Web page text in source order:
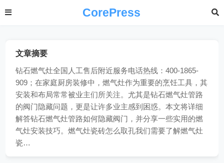
CorePress
文章摘要
钻石燃气灶全国人工售后附近服务电话热线：400-1865-
909；在家庭厨房装修中，燃气灶作为重要的烹饪工具，其
安装和布局常常被业主们所关注。尤其是钻石燃气灶管路
的阀门隐藏问题，更是让许多业主感到困惑。本文将详细
解答钻石燃气灶管路如何隐藏阀门，并分享一些实用的燃
气灶安装技巧。燃气灶瓷砖怎么取孔我们需要了解燃气灶
瓷…